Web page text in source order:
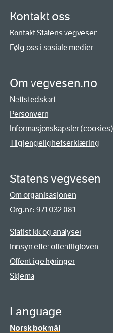
Kontakt oss
Kontakt Statens vegvesen
Følg oss i sosiale medier
Om vegvesen.no
Nettstedskart
Personvern
Informasjonskapsler (cookies)
Tilgjengelighetserklæring
Statens vegvesen
Om organisasjonen
Org.nr.: 971 032 081
Statistikk og analyser
Innsyn etter offentligloven
Offentlige høringer
Skjema
Language
Norsk bokmål